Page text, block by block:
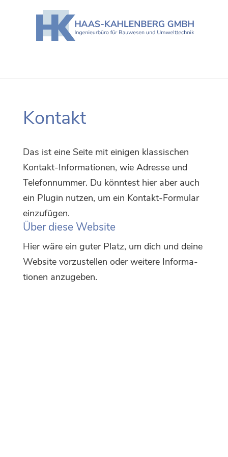
Kon­takt
Das ist eine Sei­te mit eini­gen klas­si­schen
Kon­takt-Infor­ma­tio­nen, wie Adres­se und
Tele­fon­num­mer. Du könn­test hier aber auch
ein Plugin nut­zen, um ein Kon­takt-For­mu­lar
einzufügen.
Über die­se Website
Hier wäre ein guter Platz, um dich und dei­ne
Web­site vor­zu­stel­len oder wei­te­re Infor­ma­
tio­nen anzugeben.